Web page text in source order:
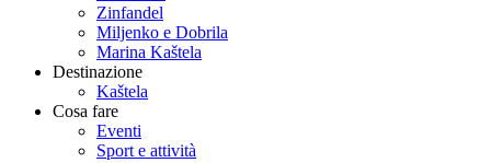
Zinfandel
Miljenko e Dobrila
Marina Kaštela
Destinazione
Kaštela
Cosa fare
Eventi
Sport e attività